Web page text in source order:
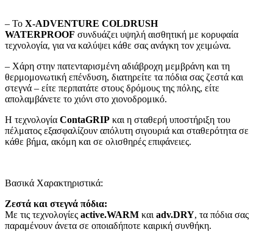
– Το X-ADVENTURE COLDRUSH
WATERPROOF συνδυάζει υψηλή αισθητική με κορυφαία
τεχνολογία, για να καλύψει κάθε σας ανάγκη τον χειμώνα.
– Χάρη στην πατενταρισμένη αδιάβροχη μεμβράνη και τη
θερμομονωτική επένδυση, διατηρείτε τα πόδια σας ζεστά και
στεγνά – είτε περπατάτε στους δρόμους της πόλης, είτε
απολαμβάνετε το χιόνι στο χιονοδρομικό.
Η τεχνολογία ContaGRIP και η σταθερή υποστήριξη του
πέλματος εξασφαλίζουν απόλυτη σιγουριά και σταθερότητα σε
κάθε βήμα, ακόμη και σε ολισθηρές επιφάνειες.
Βασικά Χαρακτηριστικά:
Ζεστά και στεγνά πόδια:
Με τις τεχνολογίες active.WARM και adv.DRY, τα πόδια σας
παραμένουν άνετα σε οποιαδήποτε καιρική συνθήκη.